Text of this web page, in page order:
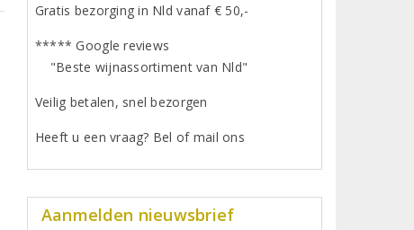
Gratis bezorging in Nld vanaf € 50,-
***** Google reviews
"Beste wijnassortiment van Nld"
Veilig betalen, snel bezorgen
Heeft u een vraag? Bel of mail ons
Aanmelden nieuwsbrief